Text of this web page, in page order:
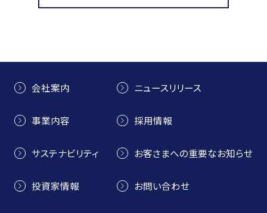
会社案内
事業内容
サステナビリティ
投資家情報
ニュースリリース
採用情報
お客さまへの重要なお知らせ
お問い合わせ